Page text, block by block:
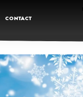
CONTACT